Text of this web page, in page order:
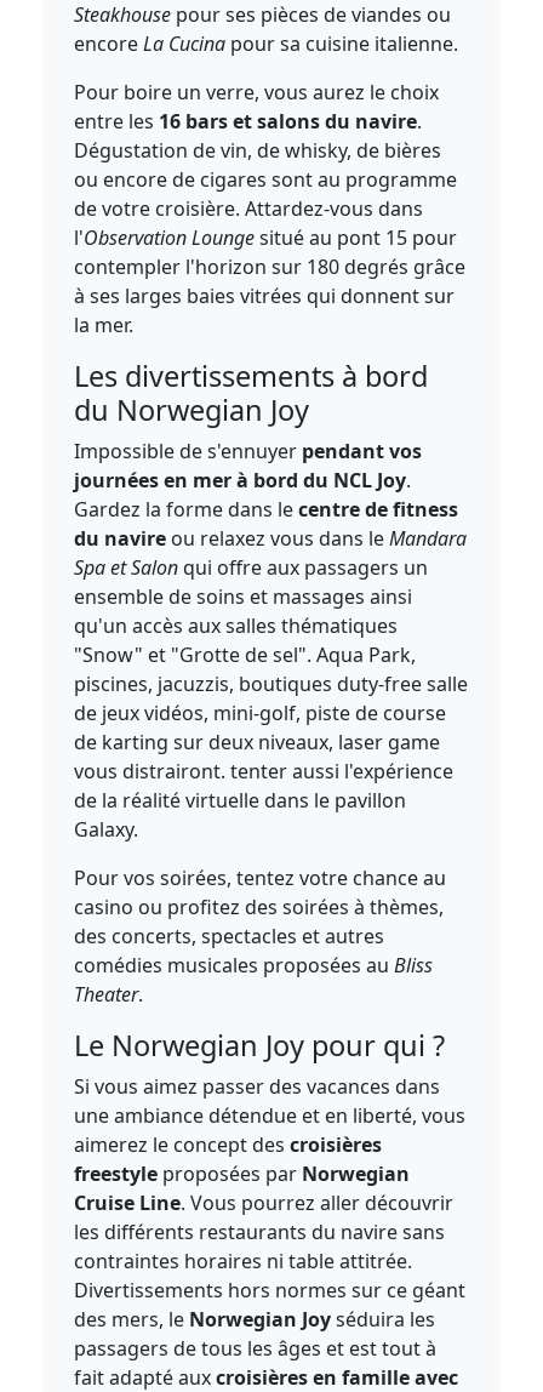
Steakhouse pour ses pièces de viandes ou
encoreLa Cucina pour sa cuisine italienne.
Pour boire un verre, vous aurez le choix
entre les 16 bars et salons du navire.
Dégustation de vin, de whisky, de bières
ou encore de cigares sont au programme
de votre croisière. Attardez-vous dans
l'Observation Loungesitué au pont 15 pour
contempler l'horizon sur 180 degrés grâce
à ses larges baies vitrées qui donnent sur
la mer.
Les divertissements à bord
du Norwegian Joy
Impossible de s'ennuyer pendant vos
journées en mer à bord du NCL Joy.
Gardez la forme dans lecentre de fitness
du navire ou relaxez vous dans leMandara
Spa et Salonqui offre aux passagers un
ensemble de soins et massages ainsi
qu'un accès aux salles thématiques
"Snow" et "Grotte de sel". Aqua Park,
piscines, jacuzzis, boutiques duty-free salle
de jeux vidéos, mini-golf, piste de course
de karting sur deux niveaux, laser game
vous distrairont. tenter aussi l'expérience
de la réalité virtuelle dans le pavillon
Galaxy.
Pour vos soirées, tentez votre chance au
casino ou profitez des soirées à thèmes,
des concerts, spectacles et autres
comédies musicales proposées auBliss
Theater.
Le Norwegian Joy pour qui ?
Si vous aimez passer des vacances dans
une ambiance détendue et en liberté, vous
aimerez le concept descroisières
freestyle proposées par Norwegian
Cruise Line. Vous pourrez aller découvrir
les différents restaurants du navire sans
contraintes horaires ni table attitrée.
Divertissements hors normes sur ce géant
des mers, le Norwegian Joyséduira les
passagers de tous les âges et est tout à
fait adapté auxcroisières en famille avec